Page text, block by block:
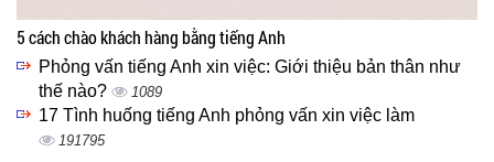
5 cách chào khách hàng bằng tiếng Anh
Phỏng vấn tiếng Anh xin việc: Giới thiệu bản thân như
thế nào?
1089
17 Tình huống tiếng Anh phỏng vấn xin việc làm
191795